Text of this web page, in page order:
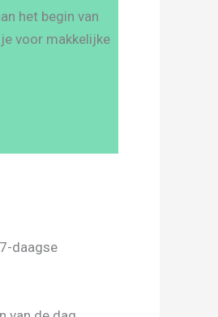
het begin van
voor makkelijke
daagse